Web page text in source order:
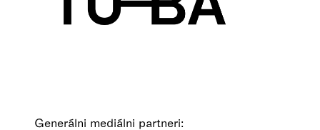
Generálni mediálni partneri: